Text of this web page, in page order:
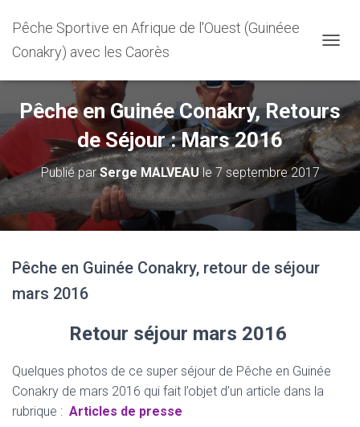
Pêche Sportive en Afrique de l'Ouest (Guinéee
Conakry) avec les Caorès
P
I
E
R
L
A
V
Pêche en Guinée Conakry, Retours
de Séjour : Mars 2016
Publié parSerge MALVEAUle7 septembre 2017
Pêche en Guinée Conakry, retour de séjour
mars 2016
Retour séjour mars 2016
Quelques photos de ce super séjour de Pêche en Guinée
Conakry de mars 2016 qui fait l’objet d’un article dans la
rubrique : Articles de presse